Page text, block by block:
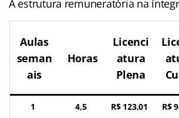
A estrutura remuneratória na
Aulas
seman
ais
Horas
Licenci
atura
Plena
1 4,5 R$ 123,01 R$